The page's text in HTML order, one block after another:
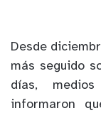
Desde
más seguido
días,
informaron